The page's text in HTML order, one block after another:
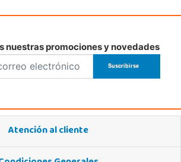
nuestras promociones y novedades
Atención al cliente